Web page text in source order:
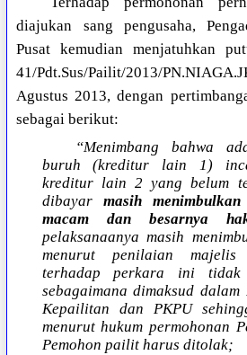
diajukan sang pengusaha,
Pusat kemudian menjatuhkan
41/Pdt.Sus/Pailit/2013/
Agustus 2013, dengan
sebagai berikut:
“Menimbang bahwa
buruh (kreditur lain 1)
kreditur lain 2 yang belum
dibayar masih
macam dan besarnya
pelaksanaanya masih
menurut penilaian majelis
terhadap perkara ini tidak
sebagaimana dimaksud
Kepailitan dan PKPU
menurut hukum permohonan
Pemohon pailit harus ditolak;